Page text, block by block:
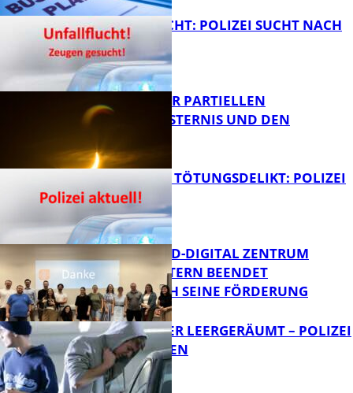
UNFALLFLUCHT: POLIZEI SUCHT NACH
ZEUGEN
VORTRAG ZUR PARTIELLEN
SONNENFINSTERNIS UND DEN
PERSEIDEN
FB News
VERSUCHTES TÖTUNGSDELIKT: POLIZEI
ERMITTELT
FB News
MITTELSTAND-DIGITAL ZENTRUM
KAISERSLAUTERN BEENDET
ERFOLGREICH SEINE FÖRDERUNG
TRANSPORTER LEERGERÄUMT – POLIZEI
SUCHT ZEUGEN